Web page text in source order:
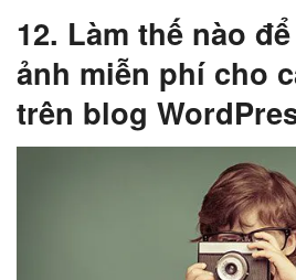
12. Làm thế nào
ảnh miễn phí cho
trên blog